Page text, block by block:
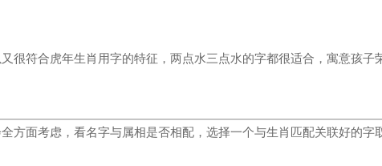
很符合虎年生肖用字的特征，两点水三点水的字都很适合，寓意孩子
方面考虑，看名字与属相是否相配，选择一个与生肖匹配关联好的字